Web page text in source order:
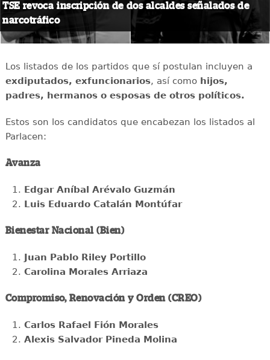
TSE revoca inscripción de dos alcaldes señalados de
narcotráfico
Los listados de los partidos que sí postulan incluyen a
exdiputados, exfuncionarios, así como hijos,
padres, hermanos o esposas de otros políticos.
Estos son los candidatos que encabezan los listados al
Parlacen:
Avanza
Edgar Aníbal Arévalo Guzmán
Luis Eduardo Catalán Montúfar
Bienestar Nacional (Bien)
Juan Pablo Riley Portillo
Carolina Morales Arriaza
Compromiso, Renovación y Orden (CREO)
Carlos Rafael Fión Morales
Alexis Salvador Pineda Molina